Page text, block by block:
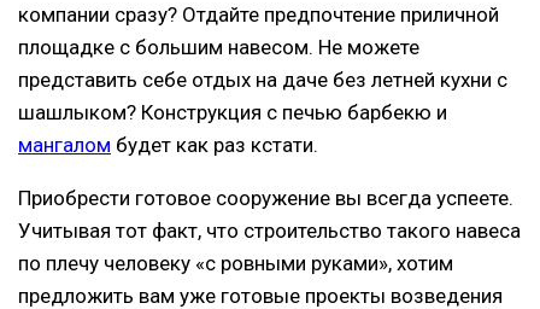
компании сразу? Отдайте предпочтение приличной
площадке с большим навесом. Не можете
представить себе отдых на даче без летней кухни с
шашлыком? Конструкция с печью барбекю и
мангалом будет как раз кстати.
Приобрести готовое сооружение вы всегда успеете.
Учитывая тот факт, что строительство такого навеса
по плечу человеку «с ровными руками», хотим
предложить вам уже готовые проекты возведения